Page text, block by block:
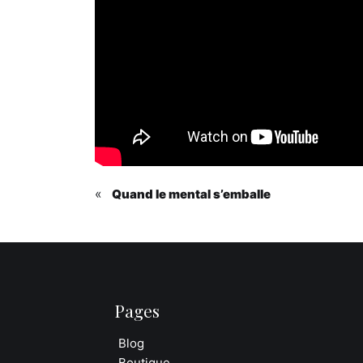
« Quand le mental s’emballe
Pages
Blog